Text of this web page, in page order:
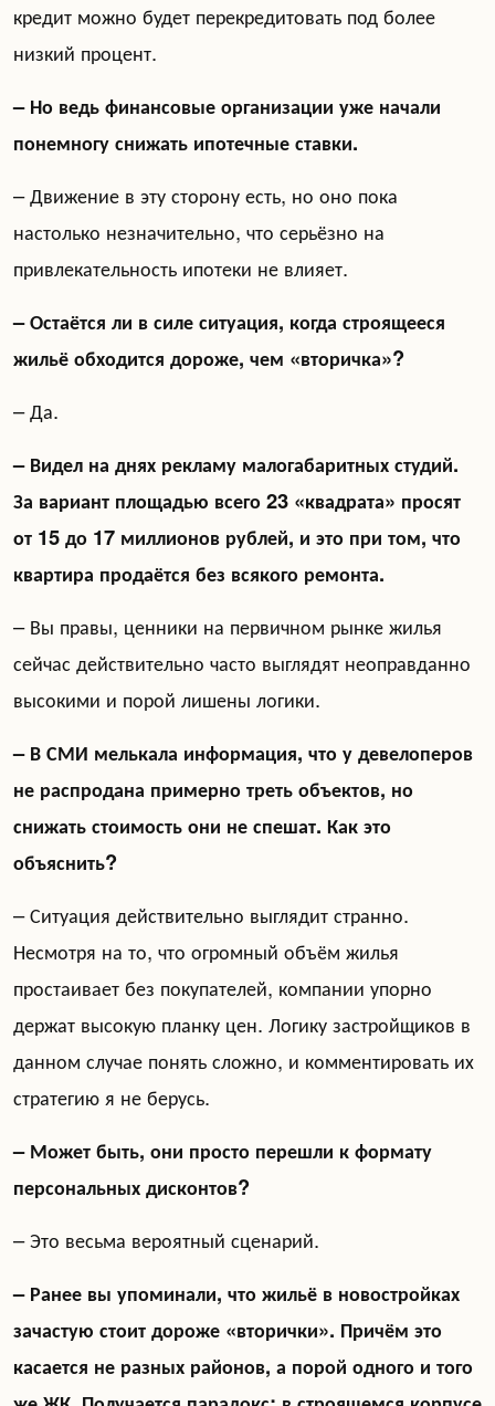
кредит можно будет перекредитовать под более
низкий процент.
– Но ведь финансовые организации уже начали
понемногу снижать ипотечные ставки.
– Движение в эту сторону есть, но оно пока
настолько незначительно, что серьёзно на
привлекательность ипотеки не влияет.
– Остаётся ли в силе ситуация, когда строящееся
жильё обходится дороже, чем «вторичка»?
– Да.
– Видел на днях рекламу малогабаритных студий.
За вариант площадью всего 23 «квадрата» просят
от 15 до 17 миллионов рублей, и это при том, что
квартира продаётся без всякого ремонта.
– Вы правы, ценники на первичном рынке жилья
сейчас действительно часто выглядят неоправданно
высокими и порой лишены логики.
– В СМИ мелькала информация, что у девелоперов
не распродана примерно треть объектов, но
снижать стоимость они не спешат. Как это
объяснить?
– Ситуация действительно выглядит странно.
Несмотря на то, что огромный объём жилья
простаивает без покупателей, компании упорно
держат высокую планку цен. Логику застройщиков в
данном случае понять сложно, и комментировать их
стратегию я не берусь.
– Может быть, они просто перешли к формату
персональных дисконтов?
– Это весьма вероятный сценарий.
– Ранее вы упоминали, что жильё в новостройках
зачастую стоит дороже «вторички». Причём это
касается не разных районов, а порой одного и того